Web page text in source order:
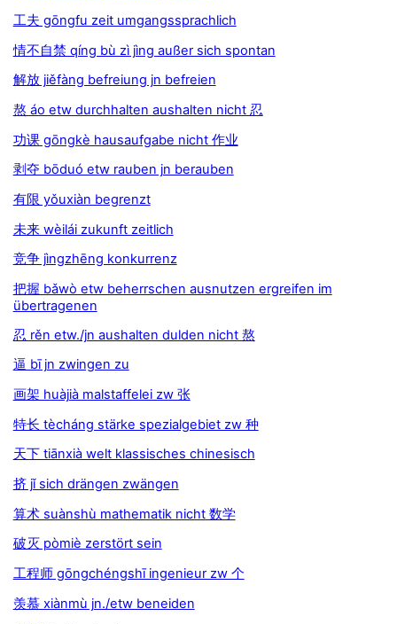
工夫 gōngfu zeit umgangssprachlich
情不自禁 qíng bù zì jìng außer sich spontan
解放 jiěfàng befreiung jn befreien
熬 áo etw durchhalten aushalten nicht 忍
功课 gōngkè hausaufgabe nicht 作业
剥夺 bōduó etw rauben jn berauben
有限 yǒuxiàn begrenzt
未来 wèilái zukunft zeitlich
竞争 jìngzhēng konkurrenz
把握 bǎwò etw beherrschen ausnutzen ergreifen im
übertragenen
忍 rěn etw./jn aushalten dulden nicht 熬
逼 bī jn zwingen zu
画架 huàjià malstaffelei zw 张
特长 tècháng stärke spezialgebiet zw 种
天下 tiānxià welt klassisches chinesisch
挤 jǐ sich drängen zwängen
算术 suànshù mathematik nicht 数学
破灭 pòmiè zerstört sein
工程师 gōngchéngshī ingenieur zw 个
羡慕 xiànmù jn./etw beneiden